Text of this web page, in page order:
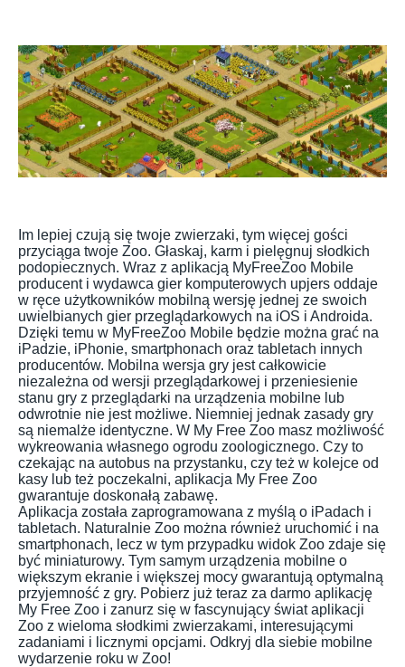
Im lepiej czują się twoje zwierzaki, tym więcej gości
przyciąga twoje Zoo. Głaskaj, karm i pielęgnuj słodkich
podopiecznych. Wraz z aplikacją MyFreeZoo Mobile
producent i wydawca gier komputerowych upjers oddaje
w ręce użytkowników mobilną wersję jednej ze swoich
uwielbianych gier przeglądarkowych na iOS i Androida.
Dzięki temu w MyFreeZoo Mobile będzie można grać na
iPadzie, iPhonie, smartphonach oraz tabletach innych
producentów. Mobilna wersja gry jest całkowicie
niezależna od wersji przeglądarkowej i przeniesienie
stanu gry z przeglądarki na urządzenia mobilne lub
odwrotnie nie jest możliwe. Niemniej jednak zasady gry
są niemalże identyczne. W My Free Zoo masz możliwość
wykreowania własnego ogrodu zoologicznego. Czy to
czekając na autobus na przystanku, czy też w kolejce od
kasy lub też poczekalni, aplikacja My Free Zoo
gwarantuje doskonałą zabawę.
Aplikacja została zaprogramowana z myślą o iPadach i
tabletach. Naturalnie Zoo można również uruchomić i na
smartphonach, lecz w tym przypadku widok Zoo zdaje się
być miniaturowy. Tym samym urządzenia mobilne o
większym ekranie i większej mocy gwarantują optymalną
przyjemność z gry. Pobierz już teraz za darmo aplikację
My Free Zoo i zanurz się w fascynujący świat aplikacji
Zoo z wieloma słodkimi zwierzakami, interesującymi
zadaniami i licznymi opcjami. Odkryj dla siebie mobilne
wydarzenie roku w Zoo!